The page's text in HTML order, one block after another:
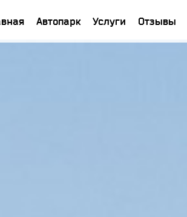
Автопарк Услуги Отзывы